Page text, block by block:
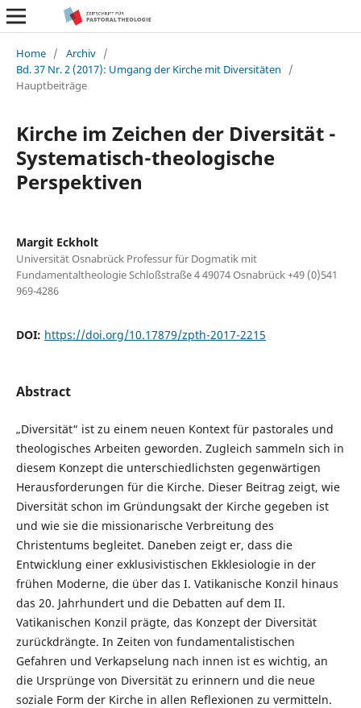
Home / Archiv /
Bd. 37 Nr. 2 (2017): Umgang der Kirche mit Diversitäten
/
Hauptbeiträge
Kirche im Zeichen der Diversität -
Systematisch-theologische
Perspektiven
Margit Eckholt
Universität Osnabrück Professur für Dogmatik mit
Fundamentaltheologie Schloßstraße 4 49074 Osnabrück +49 (0)541
969-4286
DOI: https://doi.org/10.17879/zpth-2017-2215
Abstract
„Diversität“ ist zu einem neuen Kontext für pastorales und
theologisches Arbeiten geworden. Zugleich sammeln sich in
diesem Konzept die unterschiedlichsten gegenwärtigen
Herausforderungen für die Kirche. Dieser Beitrag zeigt, wie
Diversität schon im Gründungsakt der Kirche gegeben ist
und wie sie die missionarische Verbreitung des
Christentums begleitet. Daneben zeigt er, dass die
Entwicklung einer exklusivistischen Ekklesiologie in der
frühen Moderne, die über das I. Vatikanische Konzil hinaus
das 20. Jahrhundert und die Debatten auf dem II.
Vatikanischen Konzil prägte, das Konzept der Diversität
zurückdrängte. In Zeiten von fundamentalistischen
Gefahren und Verkapselung nach innen ist es wichtig, an
die Ursprünge von Diversität zu erinnern und die neue
soziale Form der Kirche in allen Reflexionen zu vermitteln.